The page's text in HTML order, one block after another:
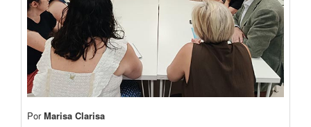
PorMarisa Clarisa